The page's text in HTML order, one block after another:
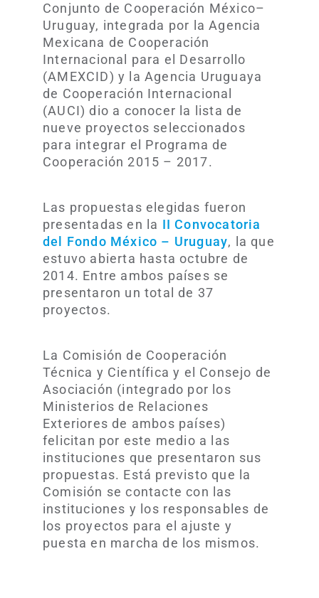
Conjunto de Cooperación México–
Uruguay, integrada por la Agencia
Mexicana de Cooperación
Internacional para el Desarrollo
(AMEXCID) y la Agencia Uruguaya
de Cooperación Internacional
(AUCI) dio a conocer la lista de
nueve proyectos seleccionados
para integrar el Programa de
Cooperación 2015 – 2017.
Las propuestas elegidas fueron
presentadas en la II Convocatoria
del Fondo México – Uruguay, la que
estuvo abierta hasta octubre de
2014. Entre ambos países se
presentaron un total de 37
proyectos.
La Comisión de Cooperación
Técnica y Científica y el Consejo de
Asociación (integrado por los
Ministerios de Relaciones
Exteriores de ambos países)
felicitan por este medio a las
instituciones que presentaron sus
propuestas. Está previsto que la
Comisión se contacte con las
instituciones y los responsables de
los proyectos para el ajuste y
puesta en marcha de los mismos.